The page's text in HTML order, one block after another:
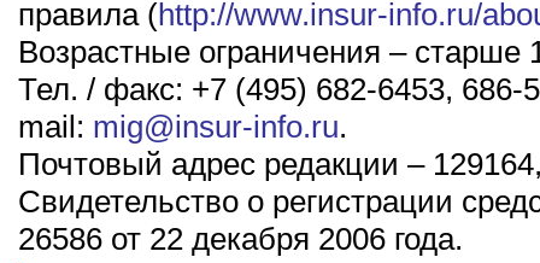
правила (http://www.insur-info.ru/
Возрастные ограничения – старше
Тел. / факс: +7 (495) 682-6453, 686-
mail: mig@insur-info.ru.
Почтовый адрес редакции –
Свидетельство о регистрации
26586 от 22 декабря 2006 года.